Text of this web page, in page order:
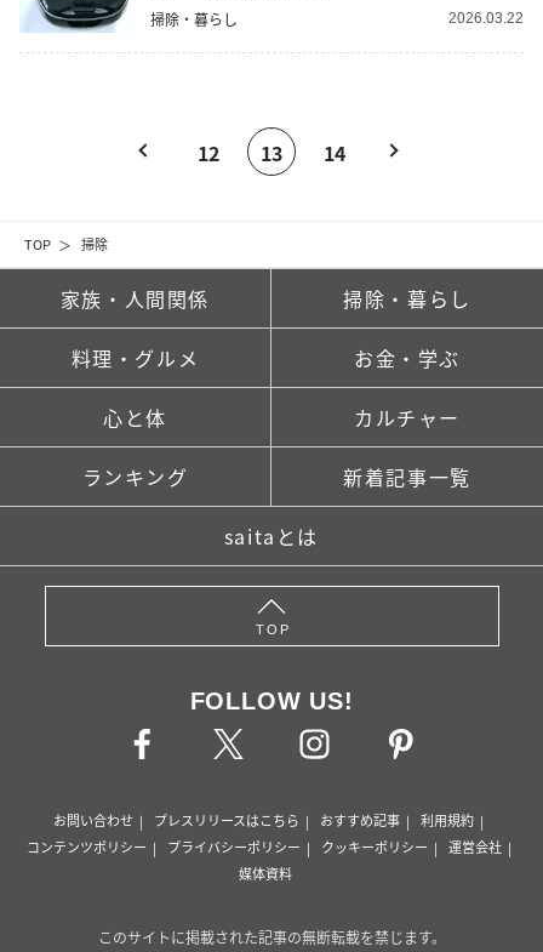
TOP 掃除
掃除・暮らし 2026.03.22
12 13 14
家族・人間関係 掃除・暮らし
料理・グルメ お金・学ぶ
心と体 カルチャー
ランキング 新着記事一覧
saitaとは
TOP
FOLLOW US!
お問い合わせ プレスリリースはこちら おすすめ記事
利用規約
コンテンツポリシー
プライバシーポリシー クッキーポリシー
運営会社
媒体資料
このサイトに掲載された記事の無断転載を禁じます。